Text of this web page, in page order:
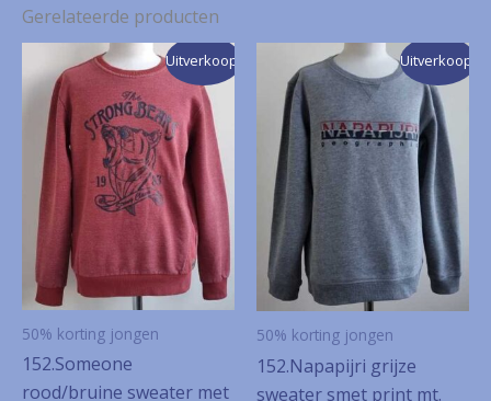
Gerelateerde producten
Uitverkoop!
50% korting jongen
152.Someone
rood/bruine sweater met
Uitverkoop!
50% korting jongen
152.Napapijri grijze
sweater smet print mt.